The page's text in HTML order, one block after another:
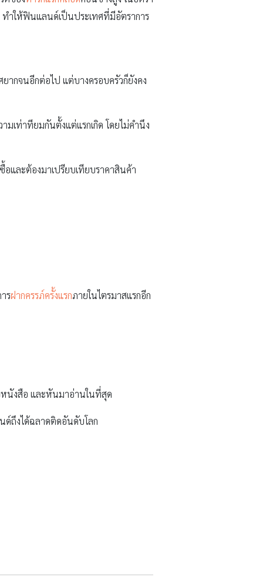
ทำให้ฟินแลนด์เป็นประเทศที่มีอัตราการ
กจนอีกต่อไป แต่บางครอบครัวก็ยังคง
เท่าทียมกันตั้งแต่แรกเกิด โดยไม่คำนึง
และต้องมาเปรียบเทียบราคาสินค้า
รฝากครรภ์ครั้งแรกภายในไตรมาสแรกอีก
หนังสือ และหันมาอ่านในที่สุด
ด์ถึงได้ฉลาดติดอันดับโลก